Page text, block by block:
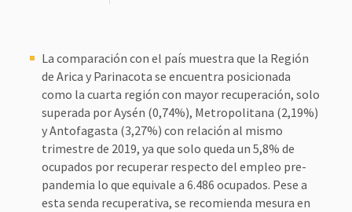
La comparación con el país muestra que la Región
de Arica y Parinacota se encuentra posicionada
como la cuarta región con mayor recuperación, solo
superada por Aysén (0,74%), Metropolitana (2,19%)
y Antofagasta (3,27%) con relación al mismo
trimestre de 2019, ya que solo queda un 5,8% de
ocupados por recuperar respecto del empleo pre-
pandemia lo que equivale a 6.486 ocupados. Pese a
esta senda recuperativa, se recomienda mesura en